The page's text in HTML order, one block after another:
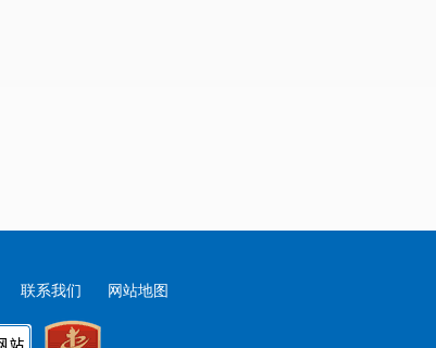
联系我们 网站地图